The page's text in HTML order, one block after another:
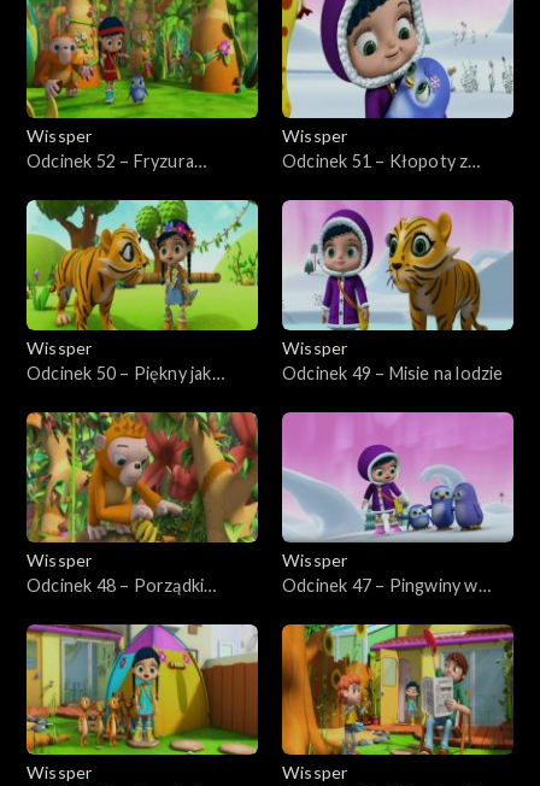
Wissper
Odcinek 52 – Fryzura
Wissper
Odcinek 51 – Kłopoty z
Wissper
Odcinek 50 – Piękny jak
Wissper
Odcinek 49 – Misie na lodzie
Wissper
Odcinek 48 – Porządki
Wissper
Odcinek 47 – Pingwiny w
Wissper
Wissper